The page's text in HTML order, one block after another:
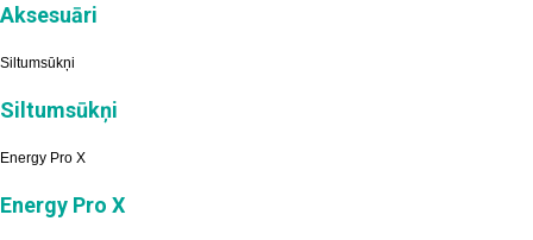
Aksesuāri
Siltumsūkņi
Siltumsūkņi
Energy Pro X
Energy Pro X